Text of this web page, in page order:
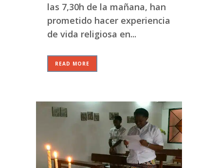
las 7,30h de la mañana, han
prometido hacer experiencia
de vida religiosa en...
READ MORE